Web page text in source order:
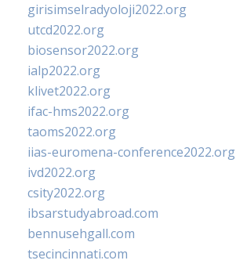
girisimselradyoloji2022.org
utcd2022.org
biosensor2022.org
ialp2022.org
klivet2022.org
ifac-hms2022.org
taoms2022.org
iias-euromena-conference2022.org
ivd2022.org
csity2022.org
ibsarstudyabroad.com
bennusehgall.com
tsecincinnati.com